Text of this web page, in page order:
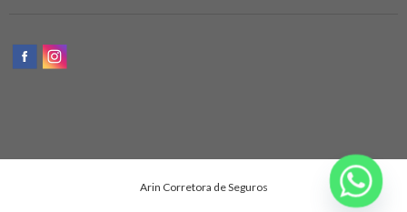
Arin Corretora de Seguros